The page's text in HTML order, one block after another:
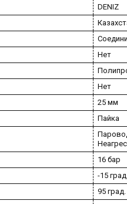
DENIZ
Нет
Нет
25 мм
Пайка
16 бар
-15 град.
95 град.